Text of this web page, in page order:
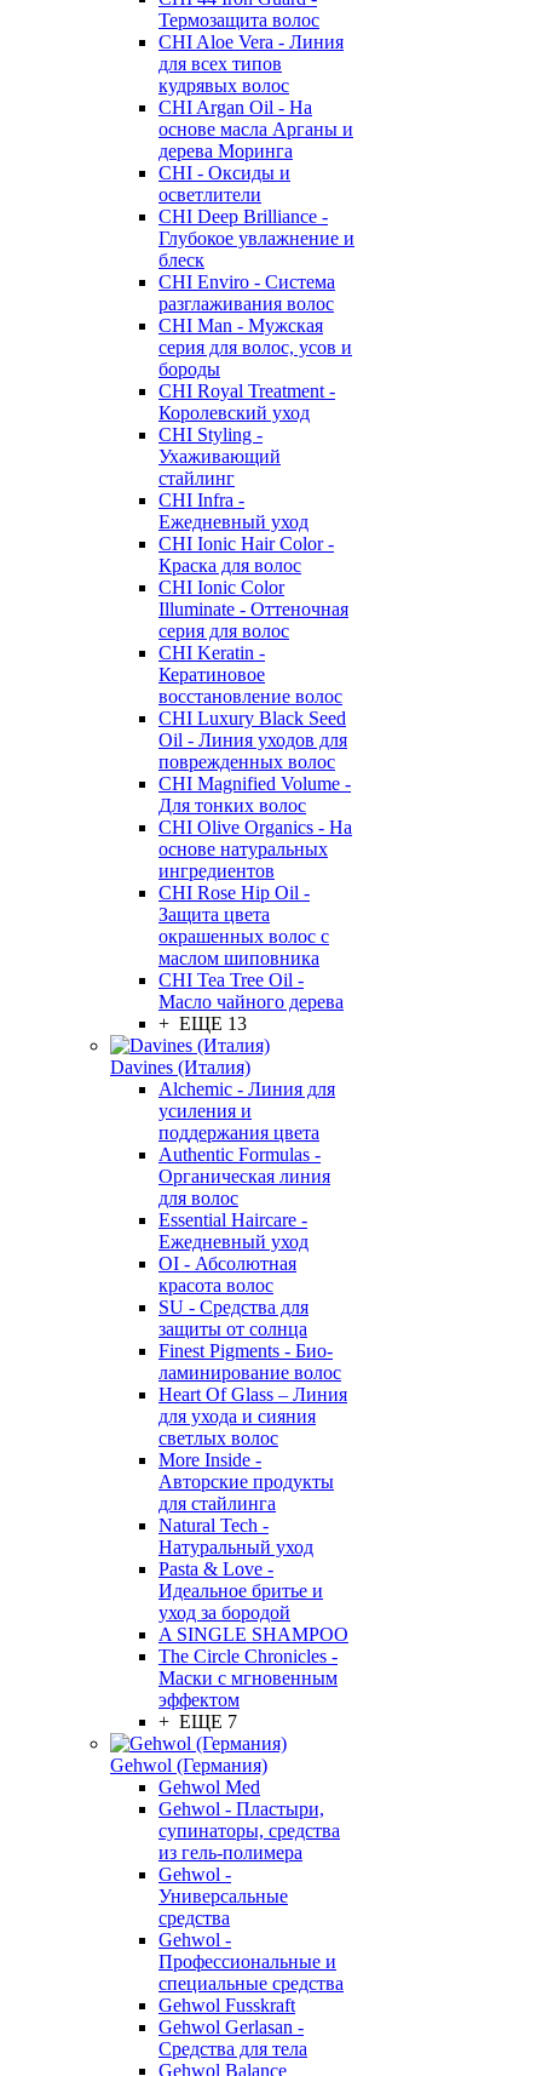
Термозащита волос
CHI Aloe Vera - Линия
для всех типов
кудрявых волос
CHI Argan Oil - На
основе масла Арганы и
дерева Моринга
CHI - Оксиды и
осветлители
CHI Deep Brilliance -
Глубокое увлажнение и
блеск
CHI Enviro - Система
разглаживания волос
CHI Man - Мужская
серия для волос, усов и
бороды
CHI Royal Treatment -
Королевский уход
CHI Styling -
Ухаживающий
стайлинг
CHI Infra -
Ежедневный уход
CHI Ionic Hair Color -
Краска для волос
CHI Ionic Color
Illuminate - Оттеночная
серия для волос
CHI Keratin -
Кератиновое
восстановление волос
CHI Luxury Black Seed
Oil - Линия уходов для
поврежденных волос
CHI Magnified Volume -
Для тонких волос
CHI Olive Organics - На
основе натуральных
ингредиентов
CHI Rose Hip Oil -
Защита цвета
окрашенных волос с
маслом шиповника
CHI Tea Tree Oil -
Масло чайного дерева
+ ЕЩЕ 13
Davines (Италия)
Alchemic - Линия для
усиления и
поддержания цвета
Authentic Formulas -
Органическая линия
для волос
Essential Haircare -
Eжедневный уход
OI - Абсолютная
красота волос
SU - Средства для
защиты от солнца
Finest Pigments - Био-
ламинирование волос
Heart Of Glass – Линия
для ухода и сияния
светлых волос
More Inside -
Авторские продукты
для стайлинга
Natural Tech -
Натуральный уход
Pasta & Love -
Идеальное бритье и
уход за бородой
A SINGLE SHAMPOO
The Circle Chronicles -
Маски с мгновенным
эффектом
+ ЕЩЕ 7
Gehwol (Германия)
Gehwol Med
Gehwol - Пластыри,
супинаторы, средства
из гель-полимера
Gehwol -
Универсальные
средства
Gehwol -
Профессиональные и
специальные средства
Gehwol Fusskraft
Gehwol Gerlasan -
Средства для тела
Gehwol Balance